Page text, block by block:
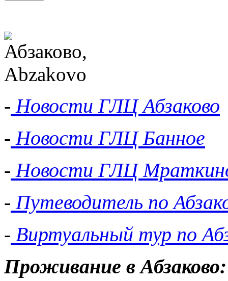
- Новости ГЛЦ Абзаково
- Новости ГЛЦ Банное
- Новости ГЛЦ
- Путеводитель по
- Виртуальный тур по
Проживание в Абзаково: